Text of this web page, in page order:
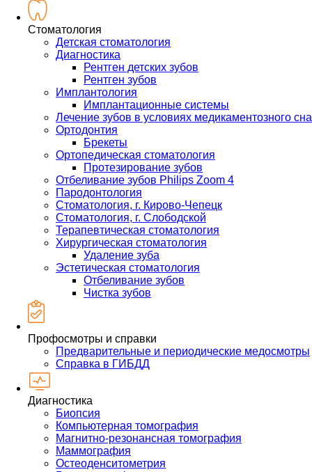
Стоматология
Детская стоматология
Диагностика
Рентген детских зубов
Рентген зубов
Имплантология
Имплантационные системы
Лечение зубов в условиях медикаментозного сна
Ортодонтия
Брекеты
Ортопедическая стоматология
Протезирование зубов
Отбеливание зубов Philips Zoom 4
Пародонтология
Стоматология, г. Кирово-Чепецк
Стоматология, г. Слободской
Терапевтическая стоматология
Хирургическая стоматология
Удаление зуба
Эстетическая стоматология
Отбеливание зубов
Чистка зубов
Профосмотры и справки
Предварительные и периодические медосмотры
Справка в ГИБДД
Диагностика
Биопсия
Компьютерная томография
Магнитно-резонансная томография
Маммография
Остеоденситометрия